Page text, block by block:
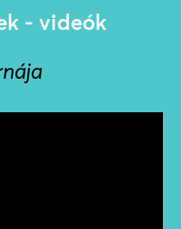
- videók